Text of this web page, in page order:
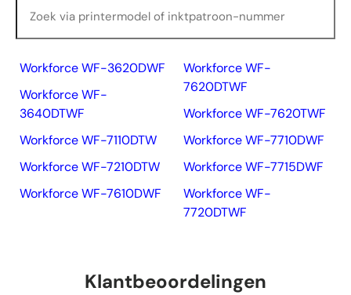
Workforce WF-3620DWF
Workforce WF-
3640DTWF
Workforce WF-7110DTW
Workforce WF-7210DTW
Workforce WF-7610DWF
Workforce WF-
7620DTWF
Workforce WF-7620TWF
Workforce WF-7710DWF
Workforce WF-7715DWF
Workforce WF-
7720DTWF
Klantbeoordelingen